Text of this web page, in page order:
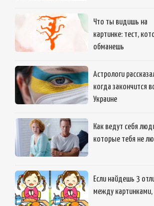
Что ты видишь на
картинке: тест,
обманешь
Астрологи
когда закончится
Украине
Как ведут себя
которые тебя не
Если найдешь 3
между